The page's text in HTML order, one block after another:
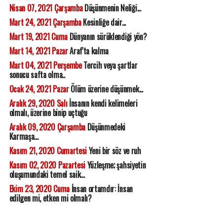
Nisan 07, 2021 ÇarşambaDüşünmenin Neliği...
Mart 24, 2021 ÇarşambaKesinliğe dair...
Mart 19, 2021 CumaDünyanın sürüklendiği yön?
Mart 14, 2021 PazarAraf'ta kalma
Mart 04, 2021 PerşembeTercih veya şartlar
sonucu safta olma..
Ocak 24, 2021 PazarÖlüm üzerine düşünmek...
Aralık 29, 2020 Salıİnsanın kendi kelimeleri
olmalı, üzerine binip uçtuğu
Aralık 09, 2020 ÇarşambaDüşünmedeki
Karmaşa...
Kasım 21, 2020 CumartesiYeni bir söz ve ruh
Kasım 02, 2020 PazartesiYüzleşme; şahsiyetin
oluşumundaki temel saik...
Ekim 23, 2020 Cumaİnsan ortamdır: İnsan
edilgen mi, etken mi olmalı?